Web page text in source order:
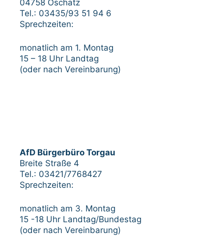
04758 Oschatz
Tel.: 03435/93 51 94 6
Sprechzeiten:
monatlich am 1. Montag
15 – 18 Uhr Landtag
(oder nach Vereinbarung)
AfD Bürgerbüro Torgau
Breite Straße 4
Tel.: 03421/7768427
Sprechzeiten:
monatlich am 3. Montag
15 -18 Uhr Landtag/Bundestag
(oder nach Vereinbarung)